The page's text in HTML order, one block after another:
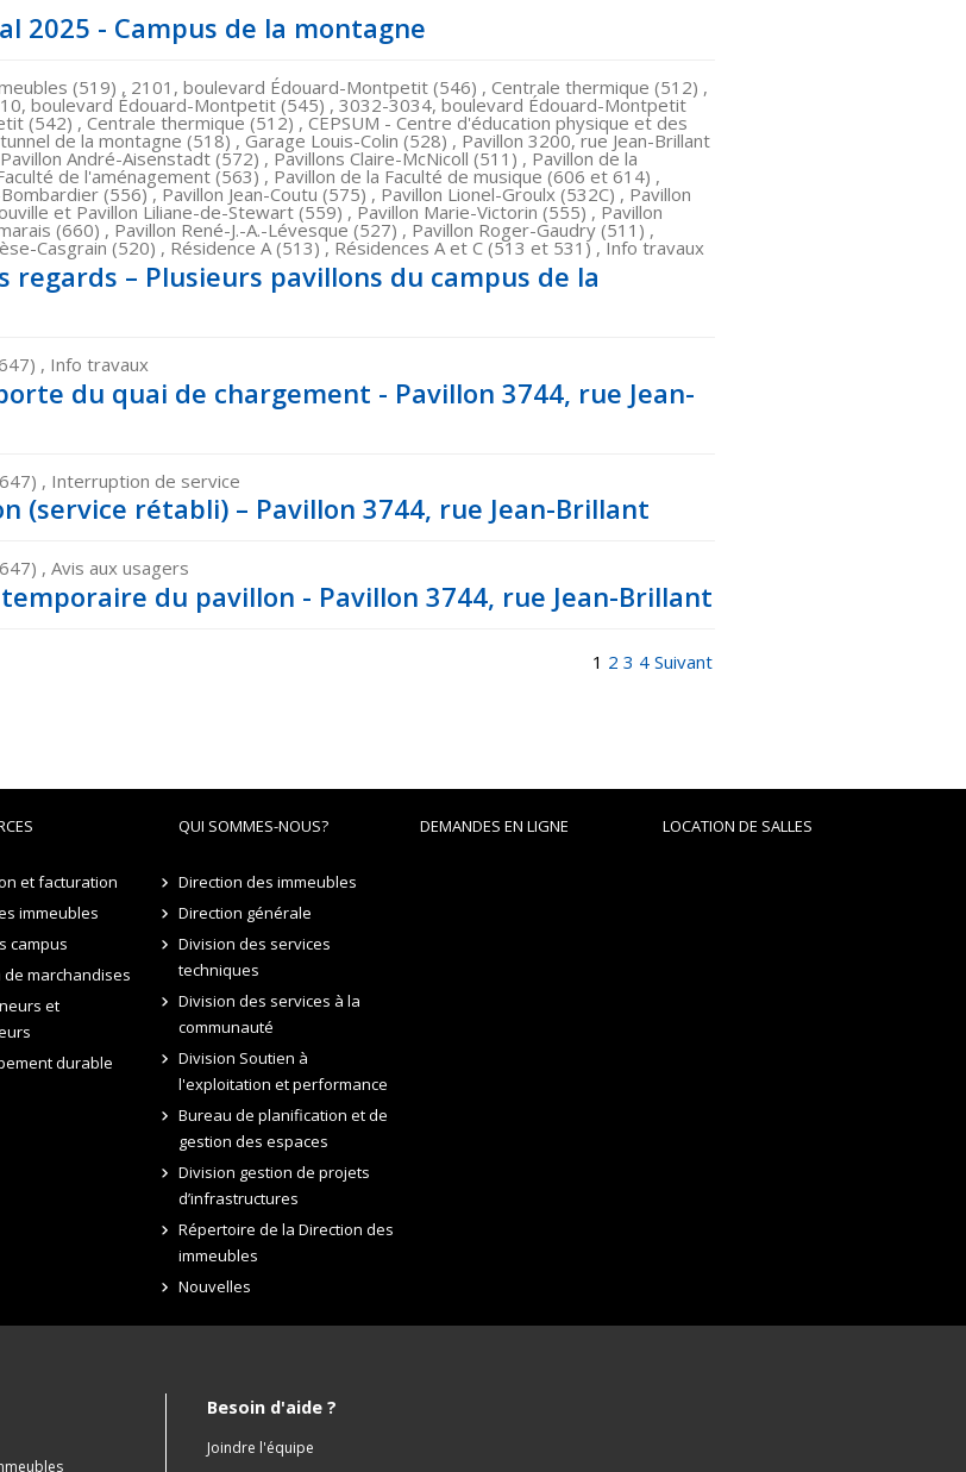
2025 - Campus de la montagne
(519) , 2101, boulevard Édouard-Montpetit (546) , Centrale thermique (512) ,
boulevard Édouard-Montpetit (545) , 3032-3034, boulevard Édouard-Montpetit
(542) , Centrale thermique (512) , CEPSUM - Centre d'éducation physique et des
de la montagne (518) , Garage Louis-Colin (528) , Pavillon 3200, rue Jean-Brillant
André-Aisenstadt (572) , Pavillons Claire-McNicoll (511) , Pavillon de la
de l'aménagement (563) , Pavillon de la Faculté de musique (606 et 614) ,
(556) , Pavillon Jean-Coutu (575) , Pavillon Lionel-Groulx (532C) , Pavillon
et Pavillon Liliane-de-Stewart (559) , Pavillon Marie-Victorin (555) , Pavillon
(660) , Pavillon René-J.-A.-Lévesque (527) , Pavillon Roger-Gaudry (511) ,
Casgrain (520) , Résidence A (513) , Résidences A et C (513 et 531) , Info travaux
– Plusieurs pavillons du campus de la
, Info travaux
du quai de chargement - Pavillon 3744, rue Jean-
, Interruption de service
rétabli) – Pavillon 3744, rue Jean-Brillant
, Avis aux usagers
du pavillon - Pavillon 3744, rue Jean-Brillant
1 2 3 4 Suivant
et facturation
immeubles
campus
de marchandises
et
durable
QUI SOMMES-NOUS?
Direction des immeubles
Direction générale
Division des services
techniques
Division des services à la
communauté
Division Soutien à
l'exploitation et performance
Bureau de planification et de
gestion des espaces
Division gestion de projets
d’infrastructures
Répertoire de la Direction des
immeubles
Nouvelles
DEMANDES EN LIGNE LOCATION DE SALLES
Besoin d'aide ?
Joindre l'équipe